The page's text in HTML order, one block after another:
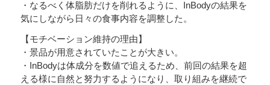
・なるべく体脂肪だけを削れるように、InBodyの結果を
気にしながら日々の食事内容を調整した。
【モチベーション維持の理由】
・景品が用意されていたことが大きい。
・InBodyは体成分を数値で追えるため、前回の結果を超
える様に自然と努力するようになり、取り組みを継続で